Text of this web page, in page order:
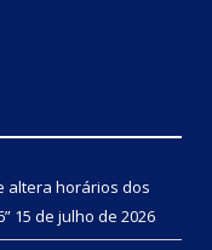
altera horários dos
15 de julho de 2026